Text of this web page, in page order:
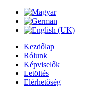
Kezdőlap
Rólunk
Képviselők
Letöltés
Elérhetőség